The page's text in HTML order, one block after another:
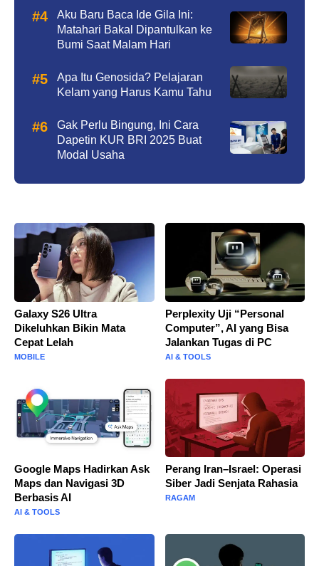
Aku Baru Baca Ide Gila Ini:
Matahari Bakal Dipantulkan ke
Bumi Saat Malam Hari
Apa Itu Genosida? Pelajaran
Kelam yang Harus Kamu Tahu
Gak Perlu Bingung, Ini Cara
Dapetin KUR BRI 2025 Buat
Modal Usaha
Galaxy S26 Ultra
Dikeluhkan Bikin Mata
Cepat Lelah
MOBILE
Perplexity Uji “Personal
Computer”, AI yang Bisa
Jalankan Tugas di PC
AI & TOOLS
Google Maps Hadirkan Ask
Maps dan Navigasi 3D
Berbasis AI
AI & TOOLS
Perang Iran–Israel: Operasi
Siber Jadi Senjata Rahasia
RAGAM